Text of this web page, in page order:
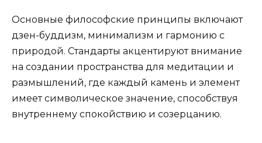
Основные философские принципы включают
дзен-буддизм, минимализм и гармонию с
природой. Стандарты акцентируют внимание
на создании пространства для медитации и
размышлений, где каждый камень и элемент
имеет символическое значение, способствуя
внутреннему спокойствию и созерцанию.